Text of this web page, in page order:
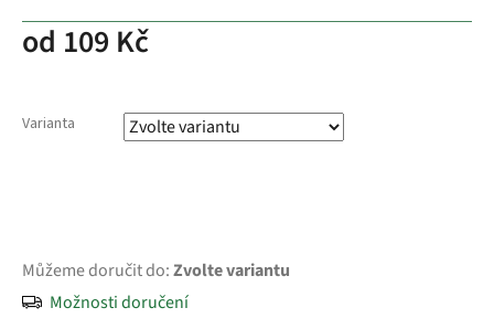
od 109 Kč
Varianta
Můžeme doručit do:Zvolte variantu
Možnosti doručení